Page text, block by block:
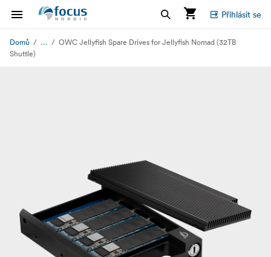
Přihlásit se
Domů ...
OWC Jellyfish Spare Drives for Jellyfish Nomad (32TB
Shuttle)